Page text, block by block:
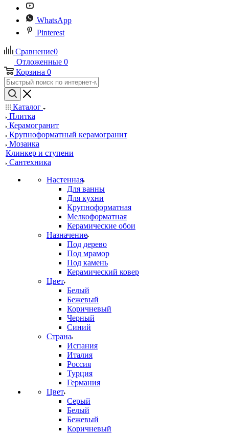
WhatsApp
Pinterest
Сравнение0
Отложенные 0
Корзина 0
Каталог
Плитка
Керамогранит
Крупноформатный керамогранит
Мозаика
Клинкер и ступени
Сантехника
Настенная
Для ванны
Для кухни
Крупноформатная
Мелкоформатная
Керамические обои
Назначение
Под дерево
Под мрамор
Под камень
Керамический ковер
Цвет
Белый
Бежевый
Коричневый
Черный
Синий
Страна
Испания
Италия
Россия
Турция
Германия
Цвет
Серый
Белый
Бежевый
Коричневый